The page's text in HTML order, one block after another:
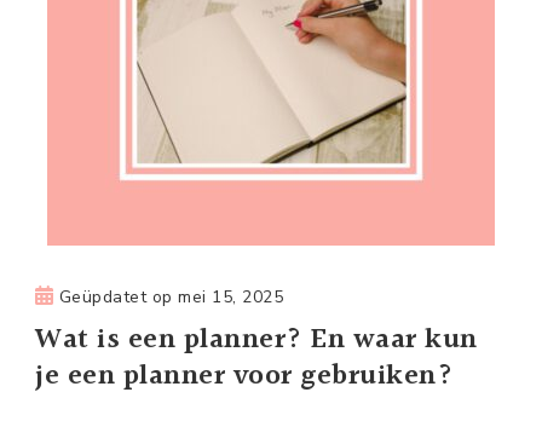
Geüpdatet opmei 15, 2025
Wat is een planner? En waar kun
je een planner voor gebruiken?